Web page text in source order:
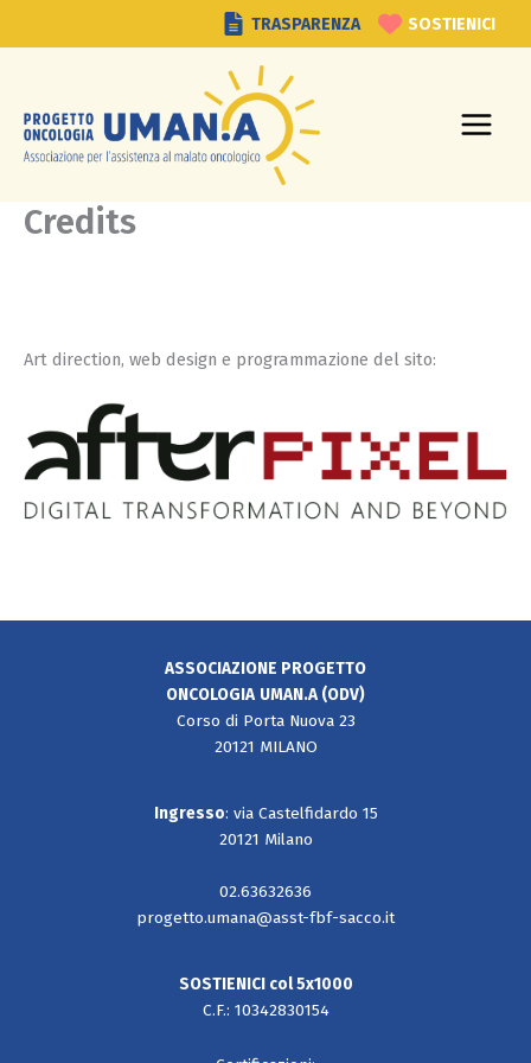
TRASPARENZA SOSTIENICI
Credits
Art direction, web design e programmazione del sito:
ASSOCIAZIONE PROGETTO
ONCOLOGIA UMAN.A (ODV)
Corso di Porta Nuova 23
20121 MILANO
Ingresso: via Castelfidardo 15
20121 Milano
02.63632636
progetto.umana@asst-fbf-sacco.it
SOSTIENICI col 5x1000
C.F.: 10342830154